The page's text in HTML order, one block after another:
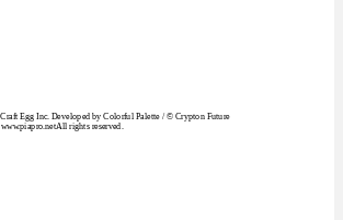
Egg Inc. Developed by Colorful Palette / © Crypton Future
rights reserved.